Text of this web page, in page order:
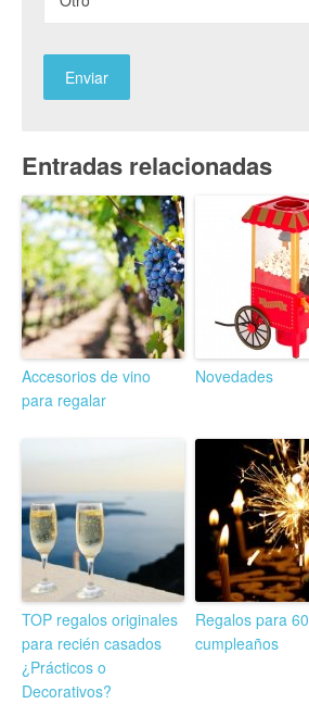
Entradas relacionadas
Accesorios de vino
para regalar
Novedades
TOP regalos originales
para recién casados
¿Prácticos o
Decorativos?
Regalos para 60
cumpleaños